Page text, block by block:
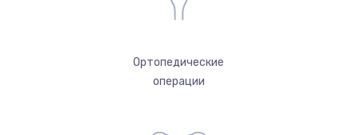
Ортопедические
операции